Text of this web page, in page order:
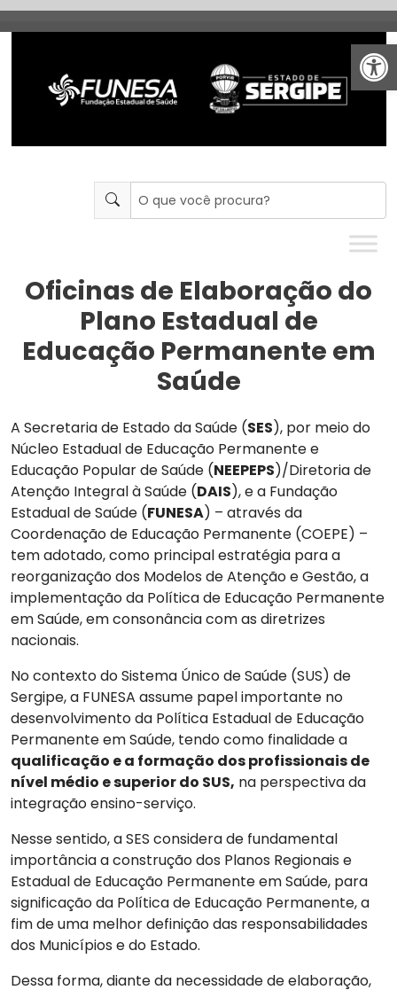
Abrir
Oficinas de Elaboração do
Plano Estadual de
Educação Permanente em
Saúde
A Secretaria de Estado da Saúde (SES), por meio do
Núcleo Estadual de Educação Permanente e
Educação Popular de Saúde (NEEPEPS)/Diretoria de
Atenção Integral à Saúde (DAIS), e a Fundação
Estadual de Saúde (FUNESA) – através da
Coordenação de Educação Permanente (COEPE) –
tem adotado, como principal estratégia para a
reorganização dos Modelos de Atenção e Gestão, a
implementação da Política de Educação Permanente
em Saúde, em consonância com as diretrizes
nacionais.
No contexto do Sistema Único de Saúde (SUS) de
Sergipe, a FUNESA assume papel importante no
desenvolvimento da Política Estadual de Educação
Permanente em Saúde, tendo como finalidade a
qualificação e a formação dos profissionais de
nível médio e superior do SUS, na perspectiva da
integração ensino-serviço.
Nesse sentido, a SES considera de fundamental
importância a construção dos Planos Regionais e
Estadual de Educação Permanente em Saúde, para
significação da Política de Educação Permanente, a
fim de uma melhor definição das responsabilidades
dos Municípios e do Estado.
Dessa forma, diante da necessidade de elaboração,